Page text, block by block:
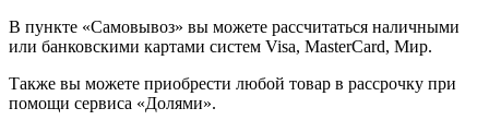
В пункте «Самовывоз» вы можете рассчитаться наличными
или банковскими картами систем Visa, MasterCard, Мир.
Также вы можете приобрести любой товар в рассрочку при
помощи сервиса «Долями».